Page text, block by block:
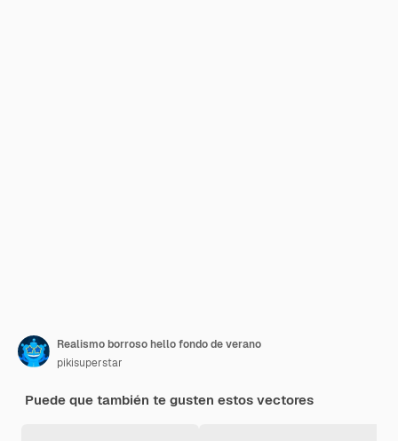
Realismo borroso hello fondo de verano
pikisuperstar
Puede que también te gusten estos vectores